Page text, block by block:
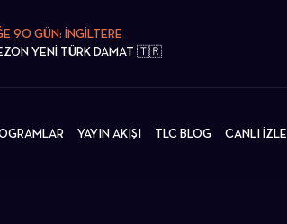
90 GÜN: İNGİLTERE
YENİ TÜRK DAMAT 🇹🇷
YAYIN AKIŞI TLC BLOG CANLI İZLE